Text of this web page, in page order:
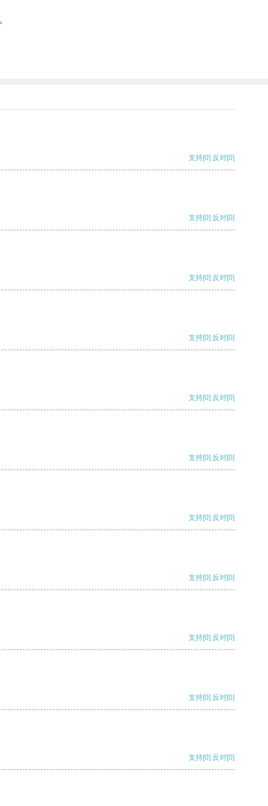
支持[0] 反对[0]
支持[0] 反对[0]
支持[0] 反对[0]
支持[0] 反对[0]
支持[0] 反对[0]
支持[0] 反对[0]
支持[0] 反对[0]
支持[0] 反对[0]
支持[0] 反对[0]
支持[0] 反对[0]
支持[0] 反对[0]